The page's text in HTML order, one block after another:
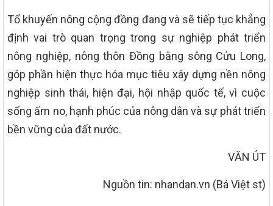
Tổ khuyến nông cộng đồng đang và sẽ tiếp tục khẳng
định vai trò quan trọng trong sự nghiệp phát triển
nông nghiệp, nông thôn Đồng bằng sông Cửu Long,
góp phần hiện thực hóa mục tiêu xây dựng nền nông
nghiệp sinh thái, hiện đại, hội nhập quốc tế, vì cuộc
sống ấm no, hạnh phúc của nông dân và sự phát triển
bền vững của đất nước.
VĂN ÚT
Nguồn tin: nhandan.vn (Bá Việt st)